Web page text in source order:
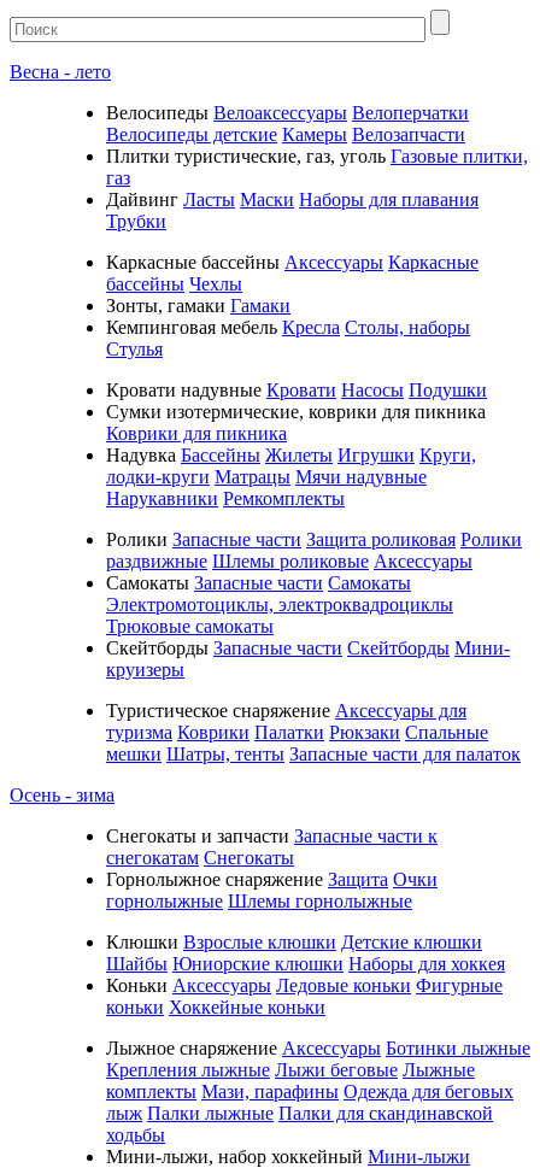
Весна - лето
Велосипеды Велоаксессуары Велоперчатки
Велосипеды детские Камеры Велозапчасти
Плитки туристические, газ, уголь Газовые плитки,
газ
Дайвинг Ласты Маски Наборы для плавания
Трубки
Каркасные бассейны Аксессуары Каркасные
бассейны Чехлы
Зонты, гамаки Гамаки
Кемпинговая мебель Кресла Столы, наборы
Стулья
Кровати надувные Кровати Насосы Подушки
Cумки изотермические, коврики для пикника
Коврики для пикника
Надувка Бассейны Жилеты Игрушки Круги,
лодки-круги Матрацы Мячи надувные
Нарукавники Ремкомплекты
Ролики Запасные части Защита роликовая Ролики
раздвижные Шлемы роликовые Аксессуары
Самокаты Запасные части Самокаты
Электромотоциклы, электроквадроциклы
Трюковые самокаты
Скейтборды Запасные части Скейтборды Мини-
круизеры
Туристическое снаряжение Аксессуары для
туризма Коврики Палатки Рюкзаки Спальные
мешки Шатры, тенты Запасные части для палаток
Осень - зима
Cнегокаты и запчасти Запасные части к
снегокатам Снегокаты
Горнолыжное снаряжение Защита Очки
горнолыжные Шлемы горнолыжные
Клюшки Взрослые клюшки Детские клюшки
Шайбы Юниорские клюшки Наборы для хоккея
Коньки Аксессуары Ледовые коньки Фигурные
коньки Хоккейные коньки
Лыжное снаряжение Аксессуары Ботинки лыжные
Крепления лыжные Лыжи беговые Лыжные
комплекты Мази, парафины Одежда для беговых
лыж Палки лыжные Палки для скандинавской
ходьбы
Мини-лыжи, набор хоккейный Мини-лыжи